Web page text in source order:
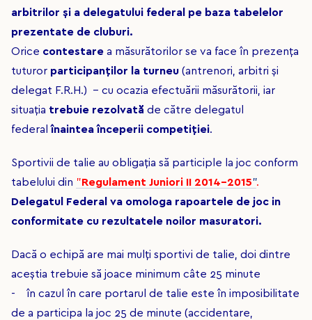
arbitrilor și a delegatului federal pe baza tabelelor
prezentate de cluburi.
Orice contestare a măsurătorilor se va face în prezenţa
tuturor participanţilor la turneu (antrenori, arbitri şi
delegat F.R.H.) - cu ocazia efectuării măsurătorii, iar
situaţia trebuie rezolvată de către delegatul
federalînaintea începerii competiţiei.
Sportivii de talie au obligaţia să participle la joc conform
tabelului din "Regulament Juniori II 2014-2015".
Delegatul Federal va omologa rapoartele de joc in
conformitate cu rezultatele noilor masuratori.
Dacă o echipă are mai mulţi sportivi de talie, doi dintre
aceştia trebuie să joace minimum câte 25 minute
- în cazul în care portarul de talie este în imposibilitate
de a participa la joc 25 de minute (accidentare,